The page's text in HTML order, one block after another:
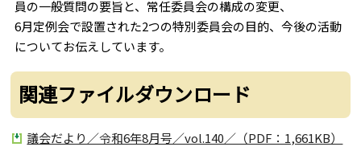
員の一般質問の要旨と、常任委員会の構成の変更、
6月定例会で設置された2つの特別委員会の目的、今後の活動
についてお伝えしています。
関連ファイルダウンロード
議会だより／令和6年8月号／vol.140／（PDF：1,661KB）